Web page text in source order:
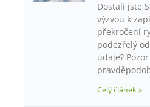
Dostali jste
výzvou k
překročení
podezřelý
údaje?
Celý článek »